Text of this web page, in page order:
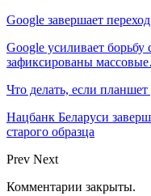
Google завершает
Google усиливает
зафиксированы
Что делать, если
Нацбанк Беларуси
старого образца
Prev Next
Комментарии закрыты.